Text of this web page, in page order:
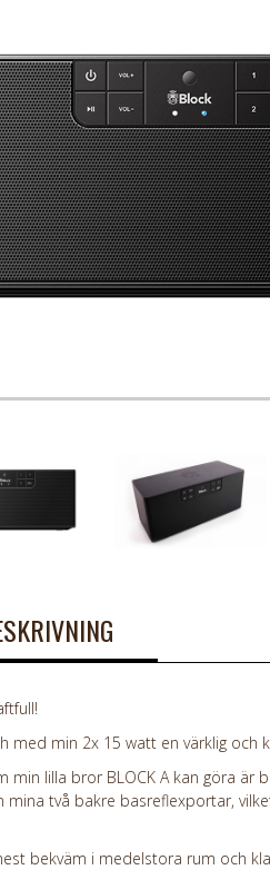
med min 2x 15 watt en värklig och
min lilla bror BLOCK A kan göra är
mina två bakre basreflexportar,
bekväm i medelstora rum och